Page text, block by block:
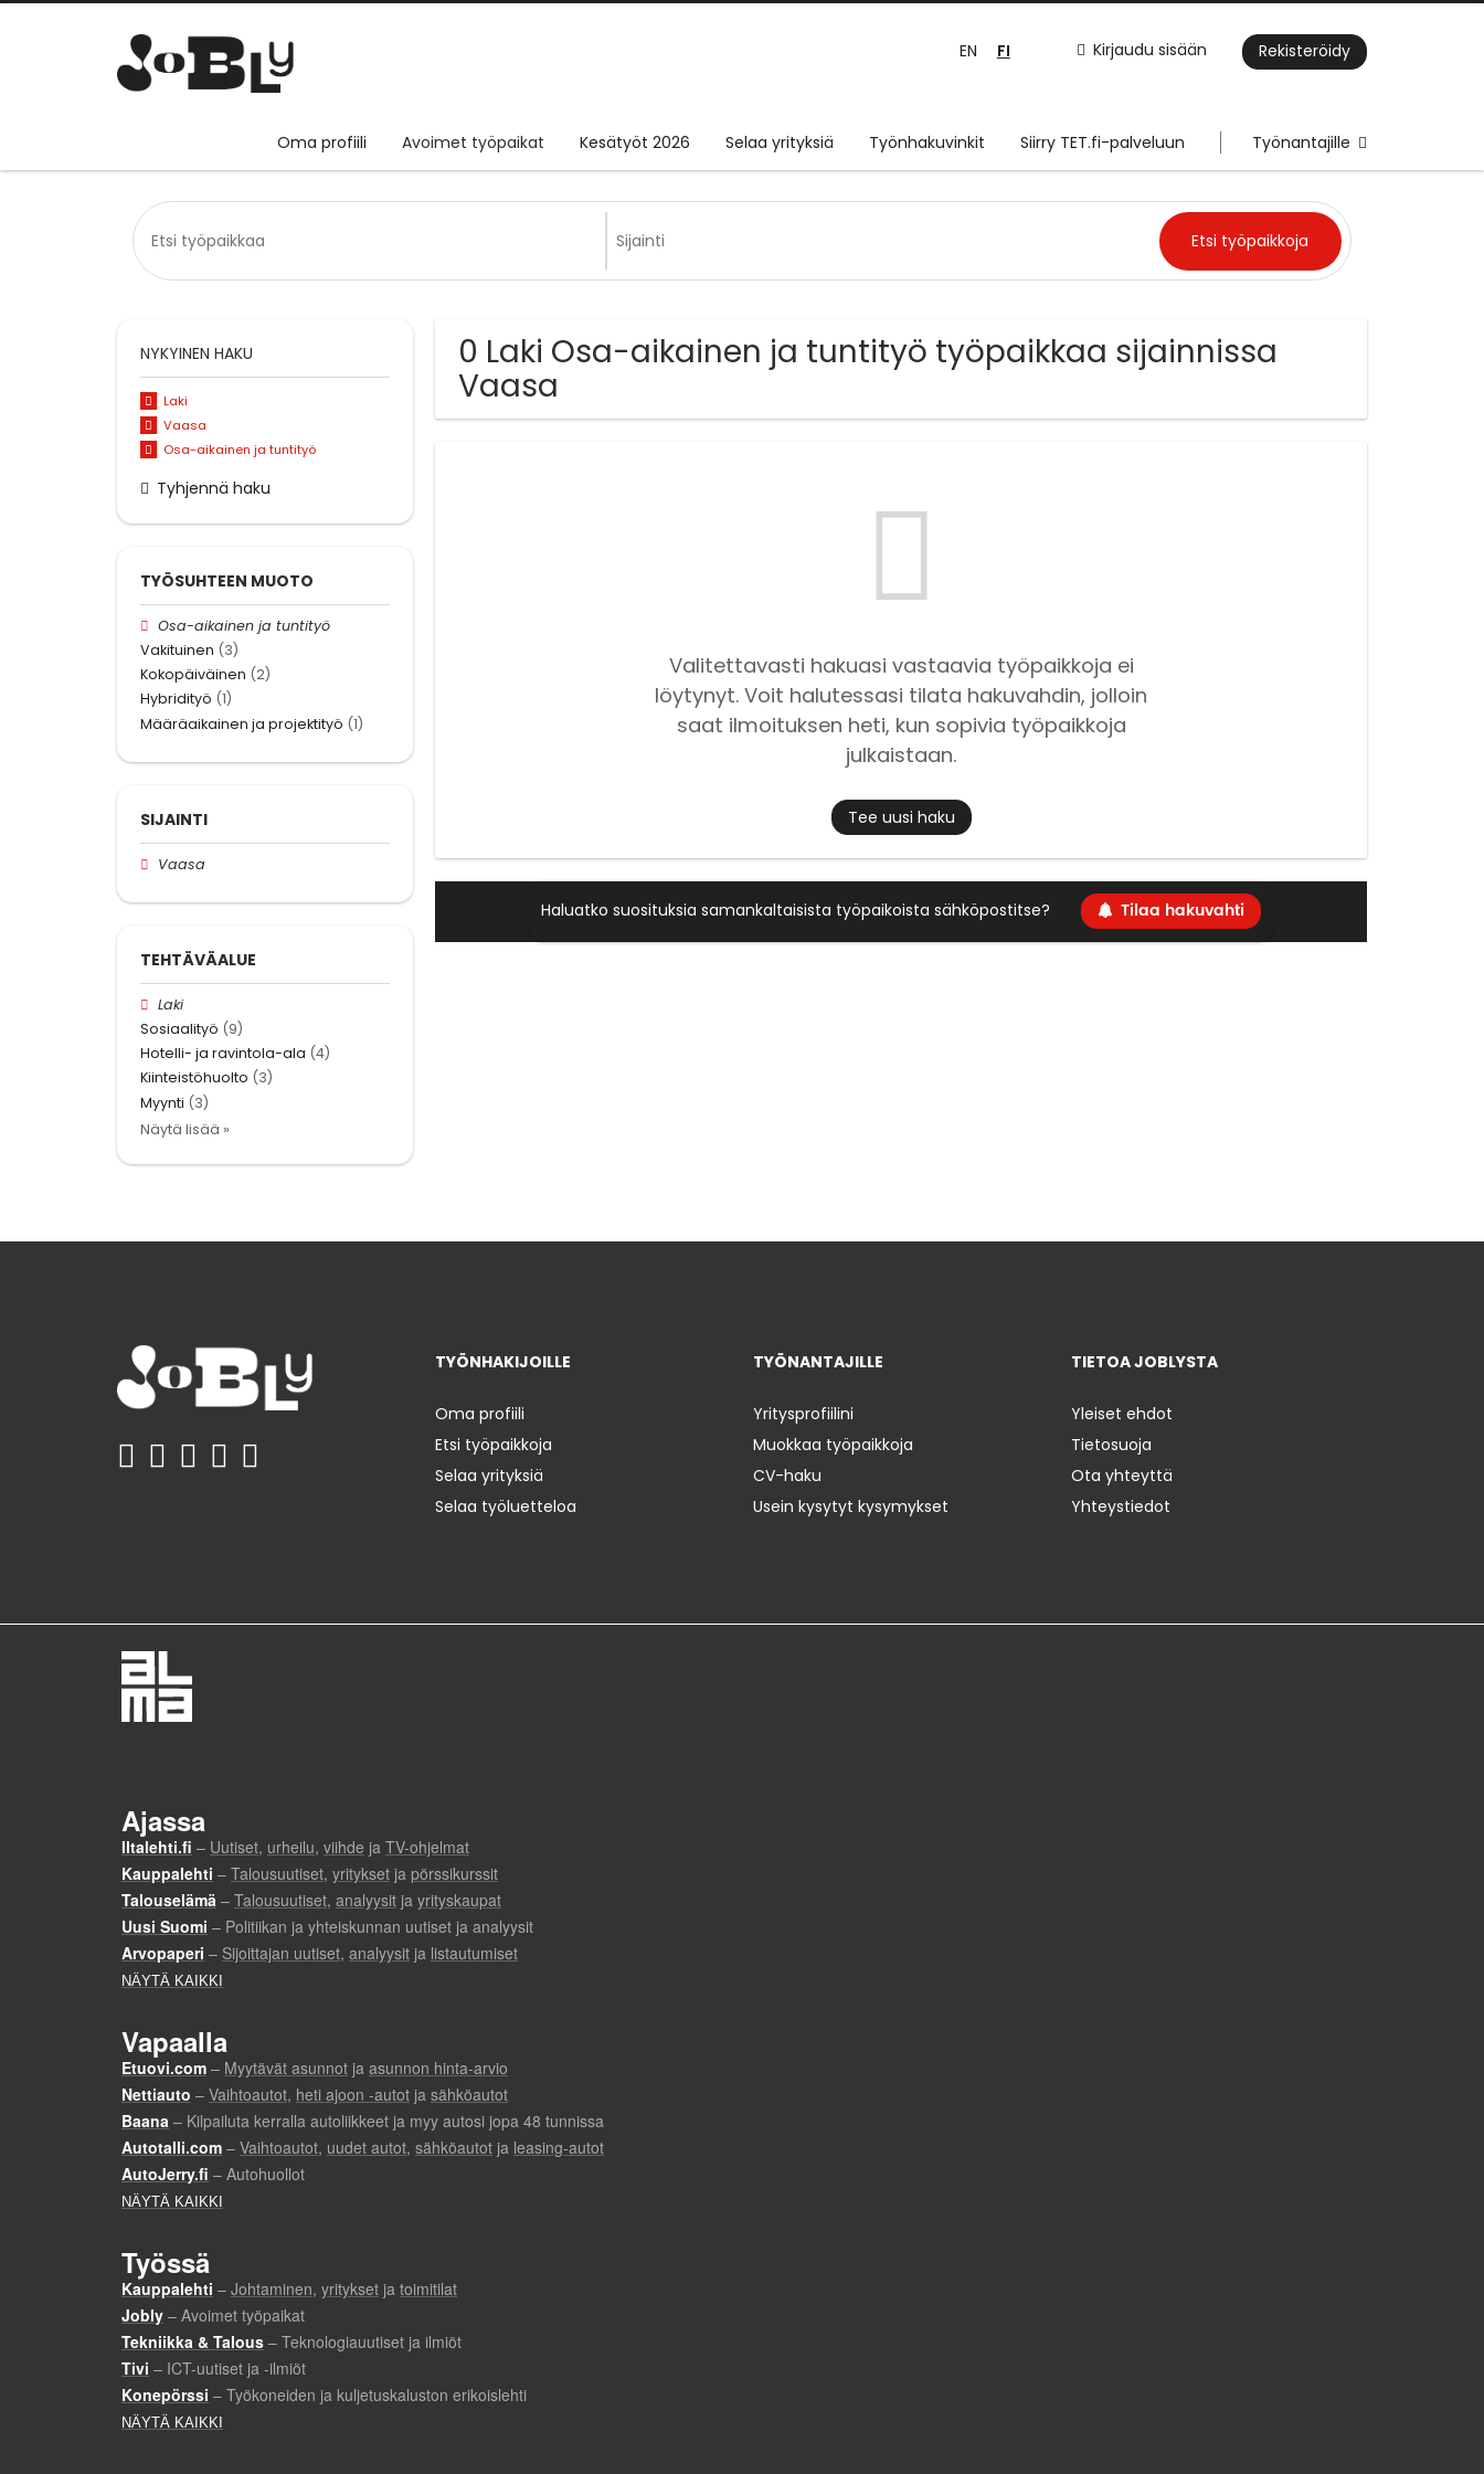
Kirjaudu sisään Rekisteröidy
EN FI
Oma profiili Avoimet työpaikat Kesätyöt 2026 Selaa yrityksiä Työnhakuvinkit Siirry TET.fi-palveluun Työnantajille
0 Laki Osa-aikainen ja tuntityö työpaikkaa sijainnissa
Vaasa
Valitettavasti hakuasi vastaavia työpaikkoja ei
löytynyt. Voit halutessasi tilata hakuvahdin, jolloin
saat ilmoituksen heti, kun sopivia työpaikkoja
julkaistaan.
Tee uusi haku
Haluatko suosituksia samankaltaisista työpaikoista sähköpostitse? Tilaa hakuvahti
NYKYINEN HAKU
Laki
Vaasa
Osa-aikainen ja tuntityö
Tyhjennä haku
TYÖSUHTEEN MUOTO
Osa-aikainen ja tuntityö
Vakituinen (3)
Kokopäiväinen (2)
Hybridityö (1)
Määräaikainen ja projektityö (1)
SIJAINTI
Vaasa
TEHTÄVÄALUE
Laki
Sosiaalityö (9)
Hotelli- ja ravintola-ala (4)
Kiinteistöhuolto (3)
Myynti (3)
Näytä lisää »
TYÖNHAKIJOILLE
Oma profiili
Etsi työpaikkoja
Selaa yrityksiä
Selaa työluetteloa
TYÖNANTAJILLE
Yritysprofiilini
Muokkaa työpaikkoja
CV-haku
Usein kysytyt kysymykset
TIETOA JOBLYSTA
Yleiset ehdot
Tietosuoja
Ota yhteyttä
Yhteystiedot